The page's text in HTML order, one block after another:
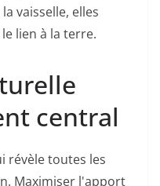
vaisselle, elles
lien à la terre.
central
révèle toutes les
Maximiser l'apport